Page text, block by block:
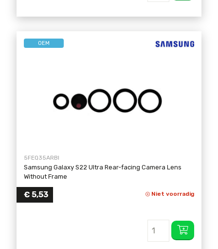
OEM
5FEQ35ARBI
Samsung Galaxy S22 Ultra Rear-facing Camera Lens
Without Frame
€ 5,53 Niet voorradig